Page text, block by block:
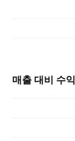
매출 대비 수익